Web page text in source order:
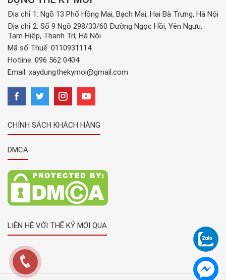
Địa chỉ 1: Ngõ 13 Phố Hồng Mai, Bạch Mai, Hai Bà Trưng, Hà Nội
Địa chỉ 2: Số 9 Ngõ 298/33/60 Đường Ngọc Hồi, Yên Ngưu,
Tam Hiệp, Thanh Trì, Hà Nội
Mã số Thuế: 0110931114
Hotline: 096 562 0404
Email: xaydungthekymoi@gmail.com
CHÍNH SÁCH KHÁCH HÀNG
DMCA
LIÊN HỆ VỚI THẾ KỶ MỚI QUA